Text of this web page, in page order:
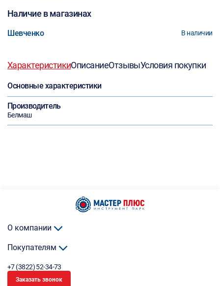
Наличие в магазинах
Шевченко В наличии
ХарактеристикиОписаниеОтзывыУсловия покупки
Основные характеристики
Производитель
Белмаш
О компании
Покупателям
+7 (3822) 52-34-73
Заказать звонок